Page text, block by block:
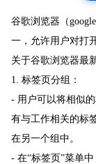
谷歌浏览器（
一，允许用户对打
关于谷歌浏览器最
1. 标签页分组：
- 用户可以将相似
有与工作相关的标
在另一个组中。
- 在“标签页”菜单